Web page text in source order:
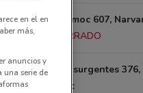
Av. Cuauhtémoc 607,
1.6 km
CERRADO
Av. de los Insurgentes 376,
Cuahutémoc
en el en
más,
anuncios y
una serie de